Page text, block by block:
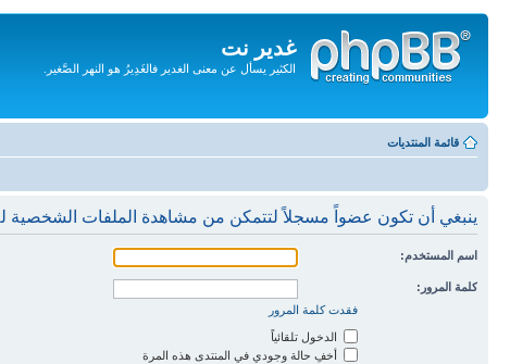
غدير نت
الكثير يسأل عن معنى الغدير فالغَدِيرُ هو النهر الصَّغير.
المحتويات
قائمة المنتديات
ينبغي أن تكون عضواً مسجلاً لتتمكن من مشاهدة الملفات الشخصية
اسم المستخدم:
كلمة المرور:
فقدت كلمة المرور
الدخول تلقائياً
أخفِ حالة وجودي في المنتدى هذه المرة